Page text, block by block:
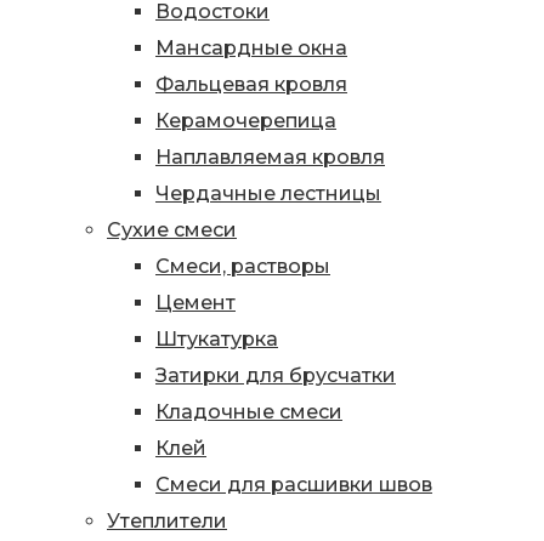
Водостоки
Мансардные окна
Фальцевая кровля
Керамочерепица
Наплавляемая кровля
Чердачные лестницы
Сухие смеси
Смеси, растворы
Цемент
Штукатурка
Затирки для брусчатки
Кладочные смеси
Клей
Смеси для расшивки швов
Утеплители